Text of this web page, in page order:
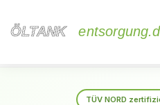
ÖLTANK
ÖLTANK
TÜV NORD